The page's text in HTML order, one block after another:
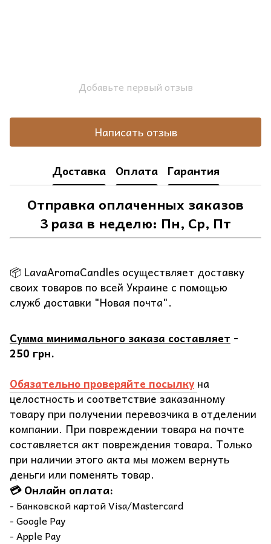
Добавьте первый отзыв
Написать отзыв
Доставка Оплата Гарантия
Отправка оплаченных заказов
3 раза в неделю: Пн, Ср, Пт
📦 LavaAromaCandles осуществляет доставку
своих товаров по всей Украине с помощью
служб доставки "Новая почта".
Сумма минимального заказа составляет -
250 грн.
Обязательно проверяйте посылку на
целостность и соответствие заказанному
товару при получении перевозчика в отделении
компании. При повреждении товара на почте
составляется акт повреждения товара. Только
при наличии этого акта мы можем вернуть
деньги или поменять товар.
💳 Онлайн оплата:
- Банковской картой Visa/Mastercard
- Google Pay
- Apple Pay